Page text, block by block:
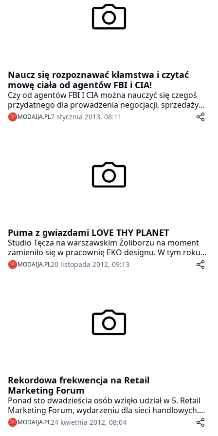
Naucz się rozpoznawać kłamstwa i czytać
mowę ciała od agentów FBI i CIA!
Czy od agentów FBI I CIA można nauczyć się czegoś
przydatnego dla prowadzenia negocjacji, sprzedaży
czy skutecznej komunikacji? Czy pracując z
przestępcami używają technik, które mogą przydać się
MODAIJA.PL7 stycznia 2013, 08:11
Puma z gwiazdami LOVE THY PLANET
Studio Tęcza na warszawskim Żoliborzu na moment
zamieniło się w pracownię EKO designu. W tym roku
PUMA pochyliła się nad tematyką ochrony środowiska
i zorganizowała EKO warsztaty PUMA Creative Factory
MODAIJA.PL20 listopada 2012, 09:13
Rekordowa frekwencja na Retail
Marketing Forum
Ponad sto dwadzieścia osób wzięło udział w 5. Retail
Marketing Forum, wydarzeniu dla sieci handlowych.
Organizatorzy zanotowali 15 procentowy wzrost liczby
uczestników.
MODAIJA.PL24 kwietnia 2012, 08:04